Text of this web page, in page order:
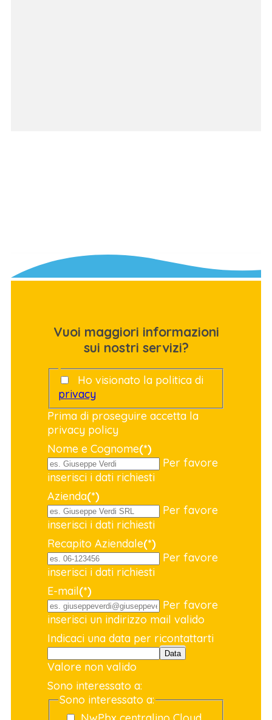
Vuoi maggiori informazioni
sui nostri servizi?
Ho visionato la politica di
privacy
Prima di proseguire accetta la
privacy policy
Nome e Cognome(*)
Per favore
inserisci i dati richiesti
Azienda(*)
Per favore
inserisci i dati richiesti
Recapito Aziendale(*)
Per favore
inserisci i dati richiesti
E-mail(*)
Per favore
inserisci un indirizzo mail valido
Indicaci una data per ricontattarti
Data
Valore non valido
Sono interessato a:
Sono interessato a: